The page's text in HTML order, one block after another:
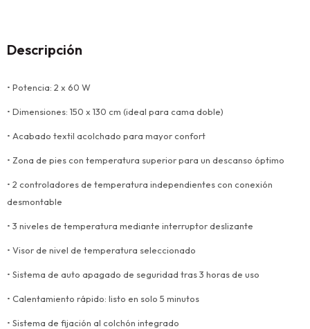
Descripción
• Potencia: 2 x 60 W
• Dimensiones: 150 x 130 cm (ideal para cama doble)
• Acabado textil acolchado para mayor confort
• Zona de pies con temperatura superior para un descanso óptimo
• 2 controladores de temperatura independientes con conexión
desmontable
• 3 niveles de temperatura mediante interruptor deslizante
• Visor de nivel de temperatura seleccionado
• Sistema de auto apagado de seguridad tras 3 horas de uso
• Calentamiento rápido: listo en solo 5 minutos
• Sistema de fijación al colchón integrado